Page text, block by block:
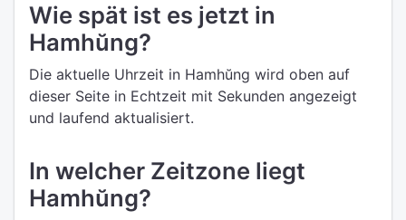
Wie spät ist es jetzt in
Hamhŭng?
Die aktuelle Uhrzeit in Hamhŭng wird oben auf
dieser Seite in Echtzeit mit Sekunden angezeigt
und laufend aktualisiert.
In welcher Zeitzone liegt
Hamhŭng?